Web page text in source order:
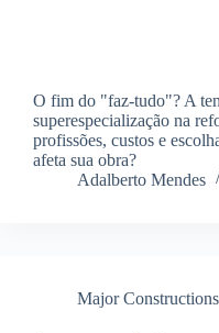
O fim do "faz-tudo"? A
superespecialização na
profissões, custos e
afeta sua obra?
Adalberto Mendes
Major